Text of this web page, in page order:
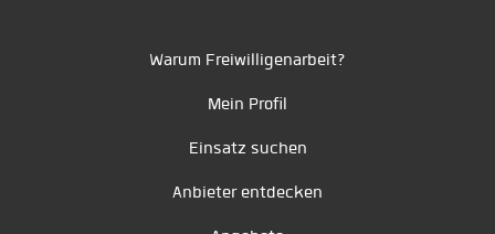
Warum Freiwilligenarbeit?
Mein Profil
Einsatz suchen
Anbieter entdecken